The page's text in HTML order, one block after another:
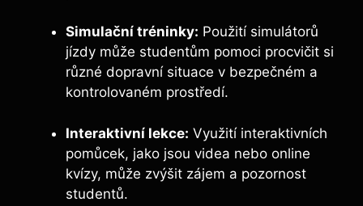
Simulační tréninky: Použití simulátorů
jízdy může studentům pomoci procvičit si
různé dopravní situace v bezpečném a
kontrolovaném prostředí.
Interaktivní lekce: Využití interaktivních
pomůcek, jako jsou videa nebo online
kvízy, může zvýšit zájem a pozornost
studentů.